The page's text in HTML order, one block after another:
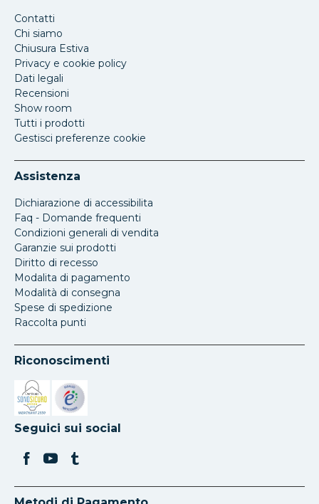
Contatti
Chi siamo
Chiusura Estiva
Privacy e cookie policy
Dati legali
Recensioni
Show room
Tutti i prodotti
Gestisci preferenze cookie
Assistenza
Dichiarazione di accessibilita
Faq - Domande frequenti
Condizioni generali di vendita
Garanzie sui prodotti
Diritto di recesso
Modalita di pagamento
Modalità di consegna
Spese di spedizione
Raccolta punti
Riconoscimenti
Si apre in una nuova scheda
Si apre in una nuova scheda
Seguici sui social